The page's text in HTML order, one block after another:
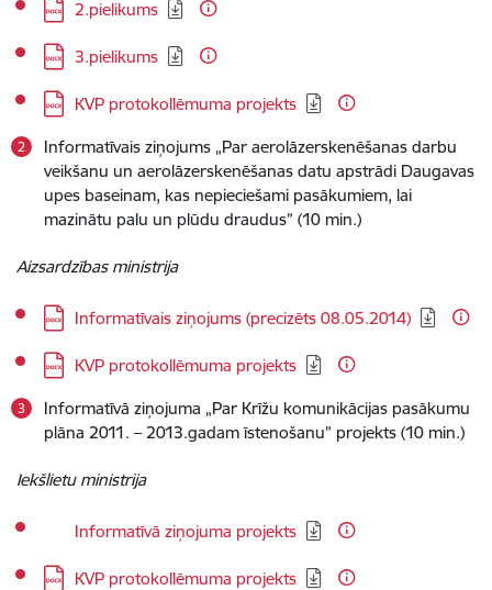
Lejupielādēt:
2.pielikums
Lejupielādēt:
3.pielikums
Lejupielādēt:
KVP protokollēmuma projekts
Informatīvais ziņojums „Par aerolāzerskenēšanas darbu
veikšanu un aerolāzerskenēšanas datu apstrādi Daugavas
upes baseinam, kas nepieciešami pasākumiem, lai
mazinātu palu un plūdu draudus” (10 min.)
Aizsardzības ministrija
Lejupielādēt:
Informatīvais ziņojums (precizēts 08.05.2014)
Lejupielādēt:
KVP protokollēmuma projekts
Informatīvā ziņojuma „Par Krīžu komunikācijas pasākumu
plāna 2011. – 2013.gadam īstenošanu” projekts (10 min.)
Iekšlietu ministrija
Lejupielādēt:
Informatīvā ziņojuma projekts
Lejupielādēt:
KVP protokollēmuma projekts